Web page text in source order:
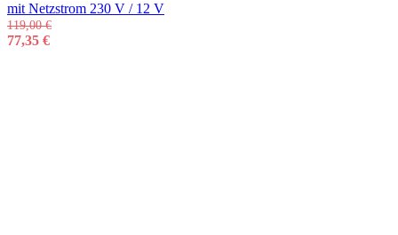
mit Netzstrom 230 V / 12 V
119,00€
77,35 €